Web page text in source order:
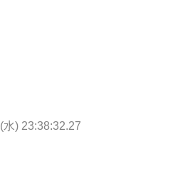
水) 23:38:32.27